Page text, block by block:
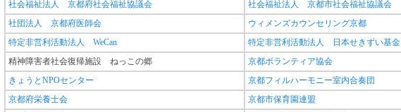
社会福祉法人 京都府社会福祉協議会
社会福祉法人 京都市社会福祉協議会
社団法人 京都府医師会
ウィメンズカウンセリング京都
特定非営利活動法人 WeCan
特定非営利活動法人 日本せきずい基金
精神障害者社会復帰施設 ねっこの郷
京都ボランティア協会
きょうとNPOセンター
京都フィルハーモニー室内合奏団
京都府栄養士会
京都市保育園連盟